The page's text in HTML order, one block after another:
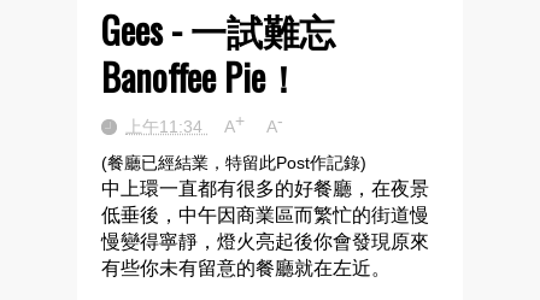
Gees - 一試難忘
Banoffee Pie！
上午11:34 A+ A-
(餐廳已經結業，特留此Post作記錄)
中上環一直都有很多的好餐廳，在夜景
低垂後，中午因商業區而繁忙的街道慢
慢變得寧靜，燈火亮起後你會發現原來
有些你未有留意的餐廳就在左近。